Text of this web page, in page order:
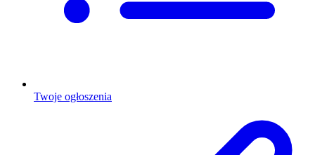
Twoje ogłoszenia